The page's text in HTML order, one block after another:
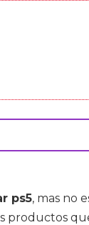
ps5, mas no
productos